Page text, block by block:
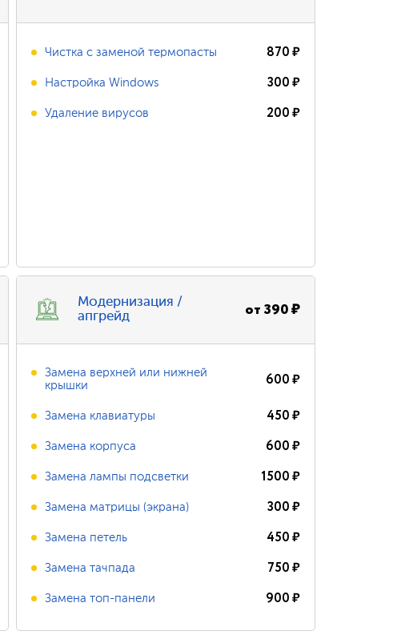
Чистка с заменой термопасты 870₽
Настройка Windows 300₽
Удаление вирусов 200₽
Модернизация /
апгрейд
от390₽
Замена верхней или нижней
крышки
600₽
Замена клавиатуры 450₽
Замена корпуса 600₽
Замена лампы подсветки 1500₽
Замена матрицы (экрана) 300₽
Замена петель 450₽
Замена тачпада 750₽
Замена топ-панели 900₽